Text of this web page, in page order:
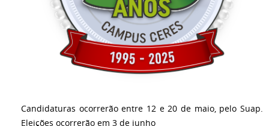
Candidaturas ocorrerão entre 12 e 20 de maio, pelo Suap.
Eleições ocorrerão em 3 de junho